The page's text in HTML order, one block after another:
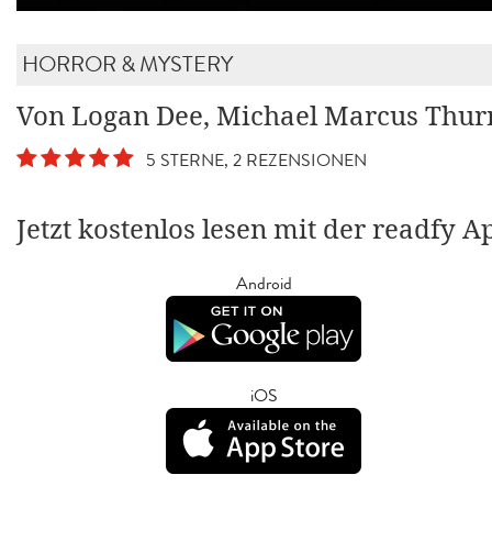
HORROR & MYSTERY
Von Logan Dee, Michael Marcus
5 STERNE, 2 REZENSIONEN
Jetzt kostenlos lesen mit der readfy
Android
iOS